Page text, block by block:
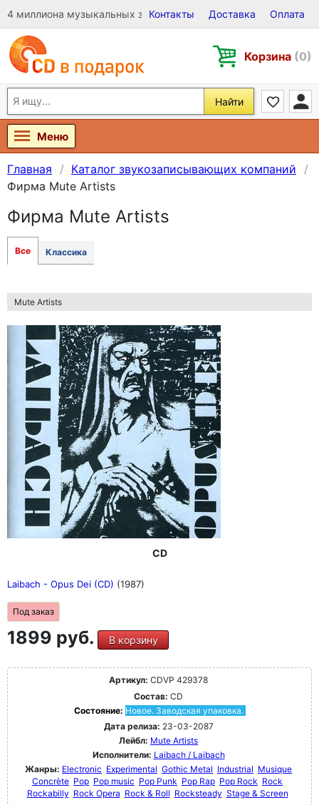
4 миллиона музыкальных записей на Виниле, CD и DVD
Контакты Доставка Оплата
Корзина (0)
Найти
Меню
Главная
Каталог звукозаписывающих компаний
Фирма Mute Artists
Фирма Mute Artists
Все Классика
Mute Artists
CD
Laibach - Opus Dei (CD) (1987)
Под заказ
1899 руб. В корзину
Артикул: CDVP 429378
Состав: CD
Состояние: Новое. Заводская упаковка.
Дата релиза: 23-03-2087
Лейбл: Mute Artists
Исполнители: Laibach / Laibach
Жанры: Electronic Experimental Gothic Metal Industrial Musique
Concrète Pop Pop music Pop Punk Pop Rap Pop Rock Rock
Rockabilly Rock Opera Rock & Roll Rocksteady Stage & Screen